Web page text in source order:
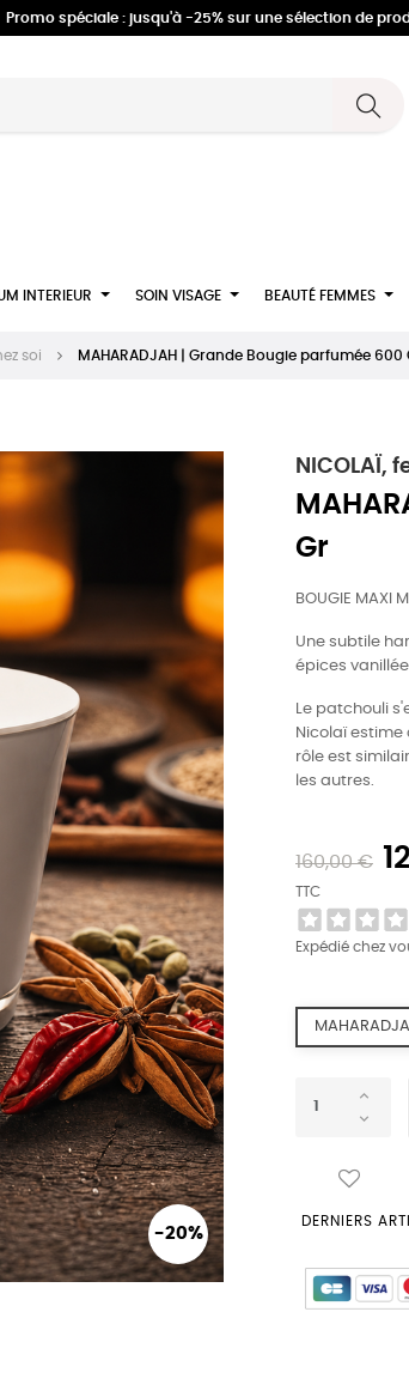
Promo spéciale : jusqu'à -25% sur une sélection de
INTERIEUR SOIN VISAGE BEAUTÉ FEMMES
soi MAHARADJAH | Grande Bougie parfumée 600
-20%
NICOLAÏ,
Gr
BOUGIE
Une subtile
épices
Le patchouli
Nicolaï estime
rôle est
les autres.
160,00 €
TTC
Expédié chez
DERNIERS